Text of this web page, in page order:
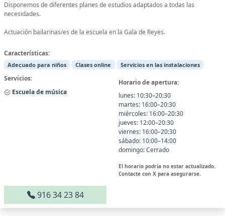
Disponemos de diferentes planes de estudios adaptados a todas las
necesidades.
Actuación bailarinas/es de la escuela en la Gala de Reyes.
Características:
Adecuado para niños Clases online Servicios en las instalaciones
Servicios:
Escuela de música
Horario de apertura:
lunes: 10:30–20:30
martes: 16:00–20:30
miércoles: 16:00–20:30
jueves: 12:00–20:30
viernes: 16:00–20:30
sábado: 10:00–14:00
domingo: Cerrado
El horario podría no estar actualizado.
Contacte con X para asegurarse.
916 34 23 84